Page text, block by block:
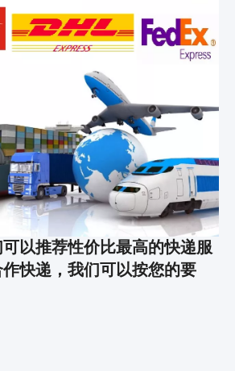
以推荐性价比最高的快递服
快递，我们可以按您的要